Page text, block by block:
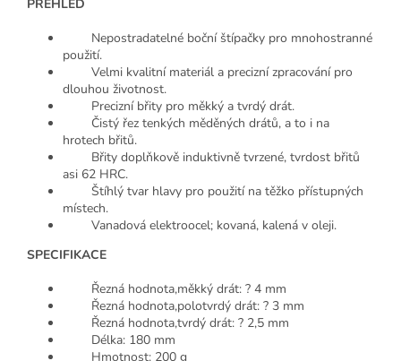
PŘEHLED
Nepostradatelné boční štípačky pro mnohostranné
použití.
Velmi kvalitní materiál a precizní zpracování pro
dlouhou životnost.
Precizní břity pro měkký a tvrdý drát.
Čistý řez tenkých měděných drátů, a to i na
hrotech břitů.
Břity doplňkově induktivně tvrzené, tvrdost břitů
asi 62 HRC.
Štíhlý tvar hlavy pro použití na těžko přístupných
místech.
Vanadová elektroocel; kovaná, kalená v oleji.
SPECIFIKACE
Řezná hodnota,měkký drát: ? 4 mm
Řezná hodnota,polotvrdý drát: ? 3 mm
Řezná hodnota,tvrdý drát: ? 2,5 mm
Délka: 180 mm
Hmotnost: 200 g